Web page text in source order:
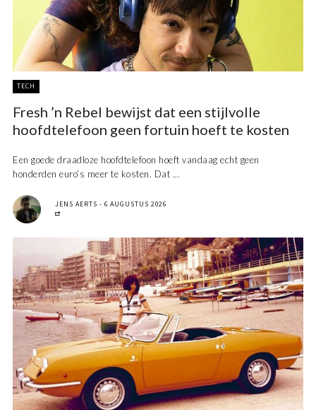
TECH
Fresh ’n Rebel bewijst dat een stijlvolle
hoofdtelefoon geen fortuin hoeft te kosten
Een goede draadloze hoofdtelefoon hoeft vandaag echt geen
honderden euro’s meer te kosten. Dat ...
JENS AERTS 6 AUGUSTUS 2026